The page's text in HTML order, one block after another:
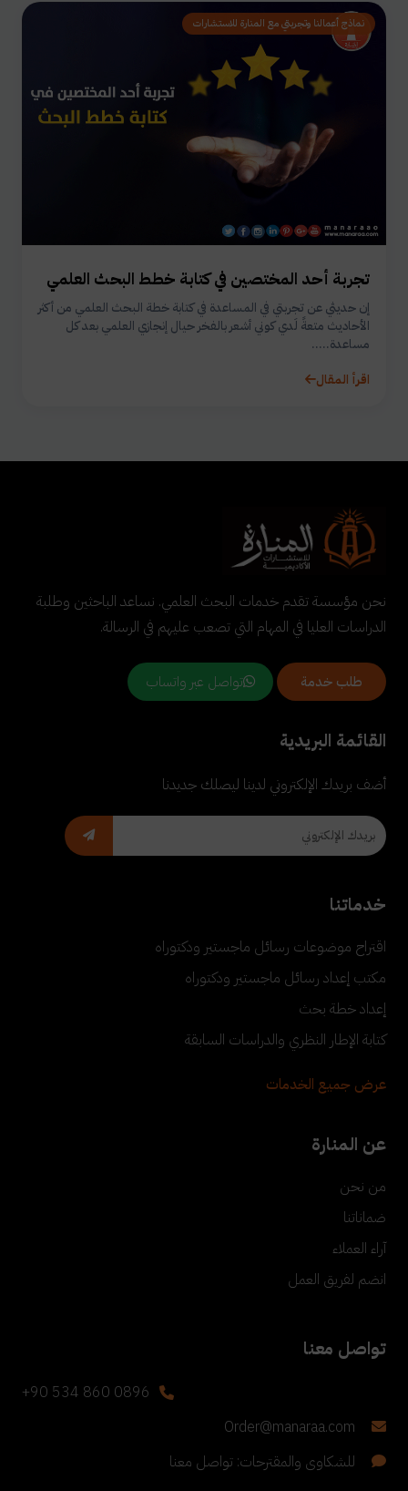
نماذج أعمالنا وتجربتي مع المنارة للاستشارات
تجربة أحد المختصين في كتابة خطط البحث العلمي
إن حديثي عن تجربتي في المساعدة في كتابة خطة البحث العلمي من أكثر
الأحاديث متعةً لَدي كوني أشعر بالفخر حيال إنجازي العلمي بعد كل
مساعدة.....
اقرأ المقال
نحن مؤسسة تقدم خدمات البحث العلمي. نساعد الباحثين وطلبة
الدراسات العليا في المهام التي تصعب عليهم في الرسالة.
طلب خدمة تواصل عبر واتساب
القائمة البريدية
أضف بريدك الإلكتروني لدينا ليصلك جديدنا
خدماتنا
اقتراح موضوعات رسائل ماجستير ودكتوراه
مكتب إعداد رسائل ماجستير ودكتوراه
إعداد خطة بحث
كتابة الإطار النظري والدراسات السابقة
عرض جميع الخدمات
عن المنارة
من نحن
ضماناتنا
آراء العملاء
انضم لفريق العمل
تواصل معنا
+90 534 860 0896
Order@manaraa.com
للشكاوى والمقترحات: تواصل معنا